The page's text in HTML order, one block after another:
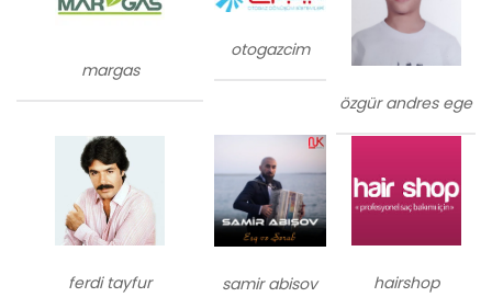
margas
otogazcim
özgür andres ege
ferdi tayfur samir abisov hairshop